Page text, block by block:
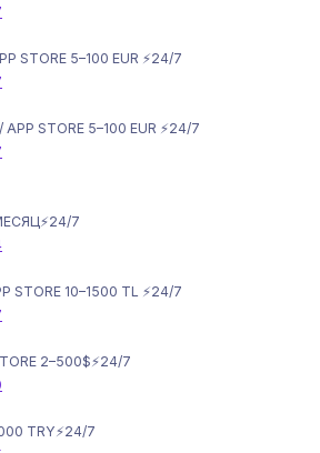
STORE 5–100 EUR ⚡️24/7
STORE 5–100 EUR ⚡️24/7
7
STORE 10–1500 TL ⚡️24/7
2–500$⚡️24/7
TRY⚡️24/7